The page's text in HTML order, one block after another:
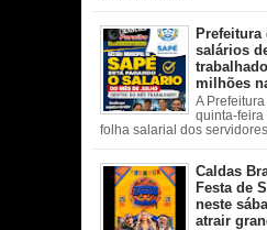
Prefeitura
salários
milhões
A
quinta-feira
folha salarial dos servidores
Caldas
Festa de
neste
atrair